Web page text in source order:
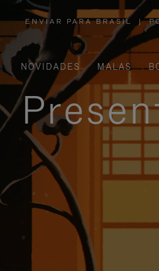
ENVIAR PARA BRASIL
,
POR
FAVOR,
SELECIONE
SUA
LOCALIZAÇÃO
|
NOVIDADES MALAS